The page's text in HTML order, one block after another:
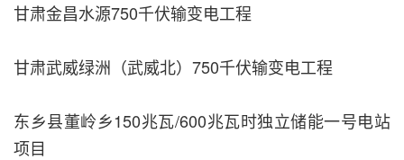
甘肃金昌水源750千伏输变电工程
甘肃武威绿洲（武威北）750千伏输变电工程
东乡县董岭乡150兆瓦/600兆瓦时独立储能一号电站
项目